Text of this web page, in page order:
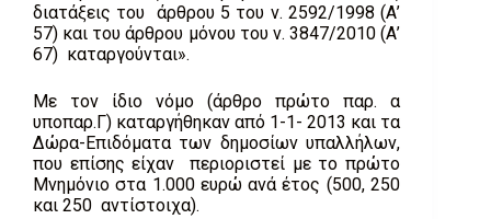
διατάξεις του άρθρου 5 του ν. 2592/1998 (Α’
57) και του άρθρου μόνου του ν. 3847/2010 (Α’
67) καταργούνται».
Με τον ίδιο νόμο (άρθρο πρώτο παρ. α
υποπαρ.Γ) καταργήθηκαν από 1-1- 2013 και τα
Δώρα-Επιδόματα των δημοσίων υπαλλήλων,
που επίσης είχαν περιοριστεί με το πρώτο
Μνημόνιο στα 1.000 ευρώ ανά έτος (500, 250
και 250 αντίστοιχα).